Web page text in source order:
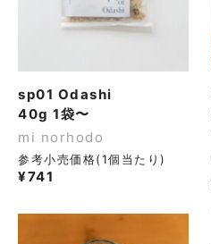
sp01 Odashi
40g 1袋〜
mi norhodo
参考小売価格(1個当たり)
¥741